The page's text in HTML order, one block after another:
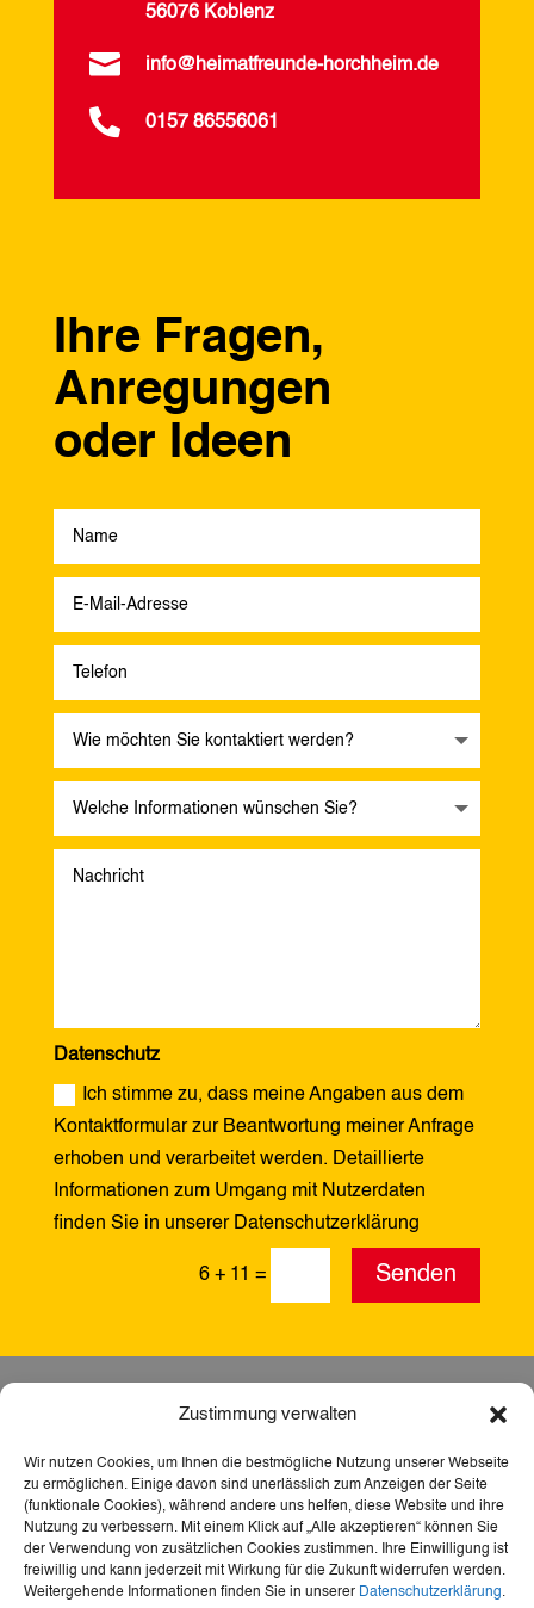
Zustimmung verwalten
Wir nutzen Cookies, um Ihnen die bestmögliche Nutzung unserer Webseite
zu ermöglichen. Einige davon sind unerlässlich zum Anzeigen der Seite
(funktionale Cookies), während andere uns helfen, diese Website und ihre
Nutzung zu verbessern. Mit einem Klick auf „Alle akzeptieren“ können Sie
der Verwendung von zusätzlichen Cookies zustimmen. Ihre Einwilligung ist
freiwillig und kann jederzeit mit Wirkung für die Zukunft widerrufen werden.
Weitergehende Informationen finden Sie in unserer Datenschutzerklärung.
56076 Koblenz
 info@heimatfreunde-horchheim.de
 0157 86556061
Ihre Fragen,
Anregungen
oder Ideen
Datenschutz
Ich stimme zu, dass meine Angaben aus dem
Kontaktformular zur Beantwortung meiner Anfrage
erhoben und verarbeitet werden. Detaillierte
Informationen zum Umgang mit Nutzerdaten
finden Sie in unserer Datenschutzerklärung
6 + 11 = Senden